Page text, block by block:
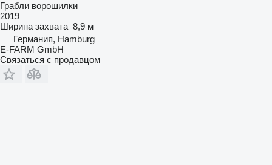
Грабли ворошилки
2019
Ширина захвата 8,9 м
Германия, Hamburg
E-FARM GmbH
Связаться с продавцом